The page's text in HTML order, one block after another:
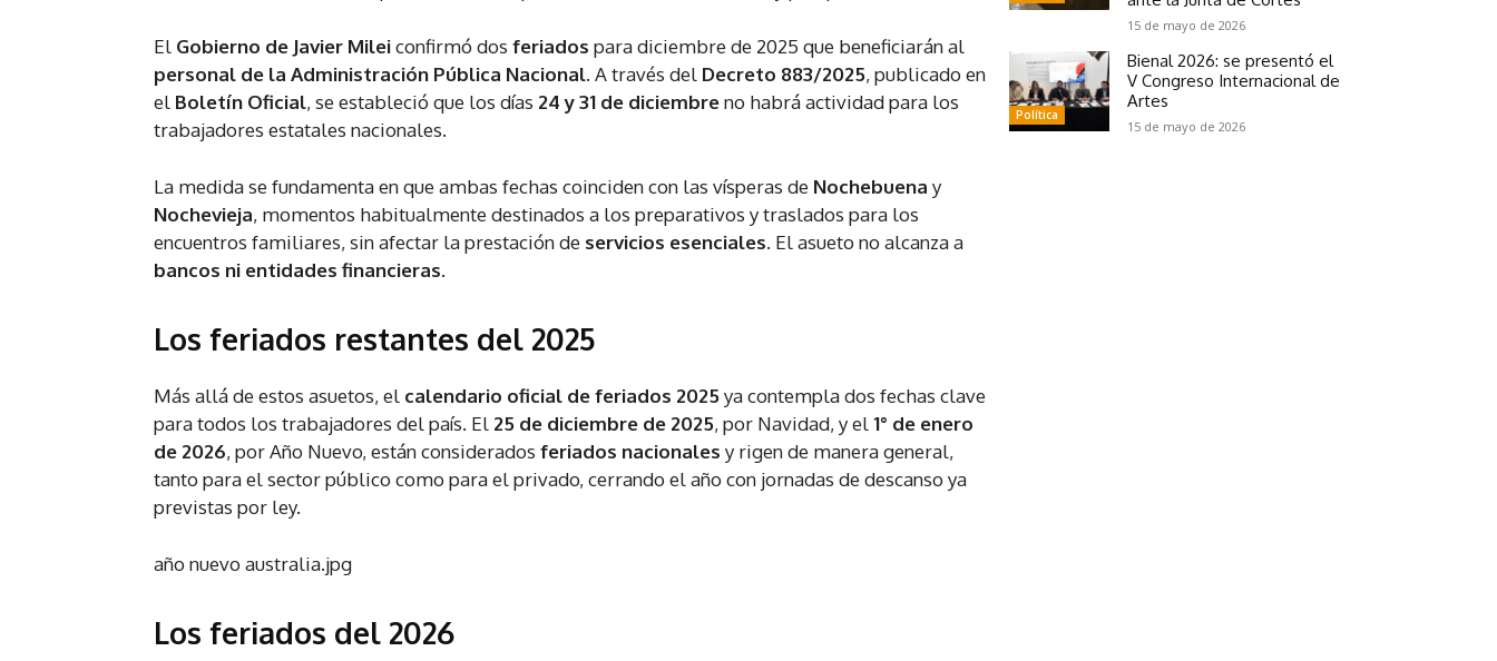
El Gobierno de Javier Mileiconfirmó dos feriados para diciembre de 2025 que beneficiarán al
personal de la Administración Pública Nacional. A través del Decreto 883/2025, publicado en
el Boletín Oficial, se estableció que los días 24 y 31 de diciembreno habrá actividad para los
trabajadores estatales nacionales.
La medida se fundamenta en que ambas fechas coinciden con las vísperas de Nochebuena y
Nochevieja, momentos habitualmente destinados a los preparativos y traslados para los
encuentros familiares, sin afectar la prestación de servicios esenciales. El asueto no alcanza a
bancos ni entidades financieras.
Los feriados restantes del 2025
Más allá de estos asuetos, el calendario oficial de feriados 2025ya contempla dos fechas clave
para todos los trabajadores del país. El 25 de diciembre de 2025, por Navidad, y el1° de enero
de 2026, por Año Nuevo, están considerados feriados nacionales y rigen de manera general,
tanto para el sector público como para el privado, cerrando el año con jornadas de descanso ya
previstas por ley.
año nuevo australia.jpg
Los feriados del 2026
15 de mayo de 2026
Política
Bienal 2026: se presentó el
V Congreso Internacional de
Artes
15 de mayo de 2026